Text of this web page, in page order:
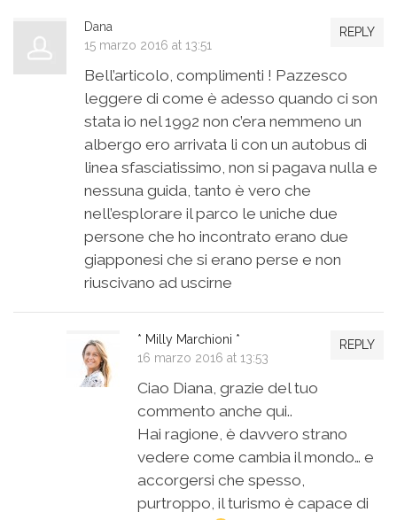
REPLY
Dana
15 marzo 2016 at 13:51
Bell’articolo, complimenti ! Pazzesco
leggere di come è adesso quando ci son
stata io nel 1992 non c’era nemmeno un
albergo ero arrivata li con un autobus di
linea sfasciatissimo, non si pagava nulla e
nessuna guida, tanto è vero che
nell’esplorare il parco le uniche due
persone che ho incontrato erano due
giapponesi che si erano perse e non
riuscivano ad uscirne
REPLY
* Milly Marchioni *
16 marzo 2016 at 13:53
Ciao Diana, grazie del tuo
commento anche qui..
Hai ragione, è davvero strano
vedere come cambia il mondo… e
accorgersi che spesso,
purtroppo, il turismo è capace di